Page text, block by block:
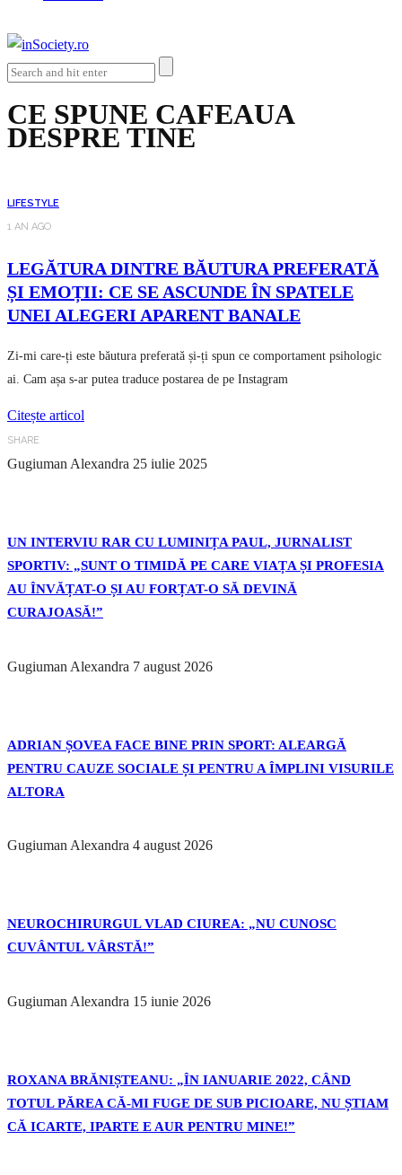
CE SPUNE CAFEAUA
DESPRE TINE
LIFESTYLE
1 AN AGO
LEGĂTURA DINTRE BĂUTURA PREFERATĂ
ȘI EMOȚII: CE SE ASCUNDE ÎN SPATELE
UNEI ALEGERI APARENT BANALE
Zi-mi care-ți este băutura preferată și-ți spun ce comportament psihologic
ai. Cam așa s-ar putea traduce postarea de pe Instagram
Citește articol
SHARE
Gugiuman Alexandra 25 iulie 2025
UN INTERVIU RAR CU LUMINIȚA PAUL, JURNALIST
SPORTIV: „SUNT O TIMIDĂ PE CARE VIAȚA ȘI PROFESIA
AU ÎNVĂȚAT-O ȘI AU FORȚAT-O SĂ DEVINĂ
CURAJOASĂ!”
Gugiuman Alexandra 7 august 2026
ADRIAN ȘOVEA FACE BINE PRIN SPORT: ALEARGĂ
PENTRU CAUZE SOCIALE ȘI PENTRU A ÎMPLINI VISURILE
ALTORA
Gugiuman Alexandra 4 august 2026
NEUROCHIRURGUL VLAD CIUREA: „NU CUNOSC
CUVÂNTUL VÂRSTĂ!”
Gugiuman Alexandra 15 iunie 2026
ROXANA BRĂNIȘTEANU: „ÎN IANUARIE 2022, CÂND
TOTUL PĂREA CĂ-MI FUGE DE SUB PICIOARE, NU ȘTIAM
CĂ ICARTE, IPARTE E AUR PENTRU MINE!”